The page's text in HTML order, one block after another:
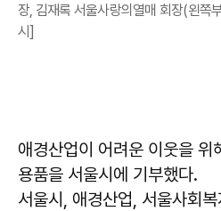
장, 김재록 서울사랑의열매 회장(왼쪽
시]
애경산업이 어려운 이웃을
용품을 서울시에 기부했다.
서울시, 애경산업, 서울사회